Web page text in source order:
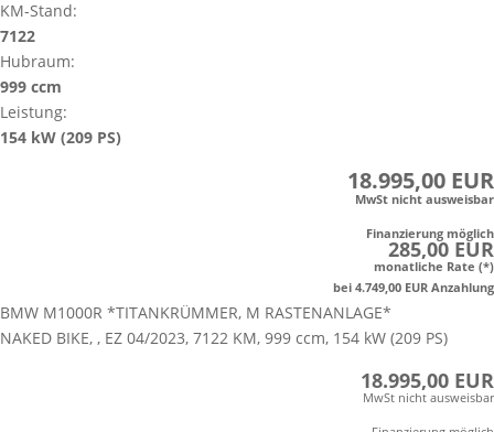
KM-Stand:
7122
Hubraum:
999 ccm
Leistung:
154 kW (209 PS)
18.995,00 EUR
MwSt nicht ausweisbar
Finanzierung möglich
285,00 EUR
monatliche Rate (*)
bei 4.749,00 EUR Anzahlung
BMW M1000R *TITANKRÜMMER, M RASTENANLAGE*
NAKED BIKE, , EZ 04/2023, 7122 KM, 999 ccm, 154 kW (209 PS)
18.995,00 EUR
MwSt nicht ausweisbar